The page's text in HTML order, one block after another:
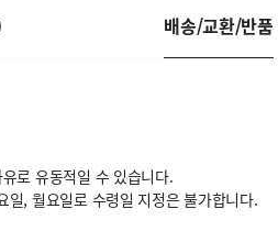
배송/교환/반품
로 유동적일 수 있습니다.
, 월요일로 수령일 지정은 불가합니다.